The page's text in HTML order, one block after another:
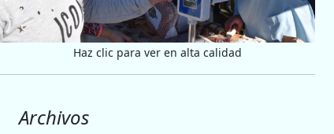
Haz clic para ver en alta calidad
Archivos